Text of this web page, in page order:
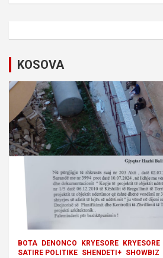
a
a
i
o
n
KOSOVA
BOTA DENONCO KRYESORE KRYESORE
SATIRE POLITIKE SHENDETI+ SHOWBIZ